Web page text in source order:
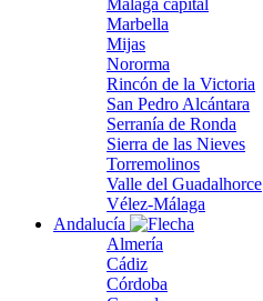
Málaga capital
Marbella
Mijas
Nororma
Rincón de la Victoria
San Pedro Alcántara
Serranía de Ronda
Sierra de las Nieves
Torremolinos
Valle del Guadalhorce
Vélez-Málaga
Andalucía
Almería
Cádiz
Córdoba